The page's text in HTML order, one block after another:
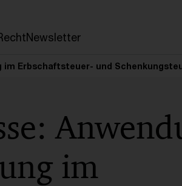
Newsletter
im Erbschaftsteuer- und
im